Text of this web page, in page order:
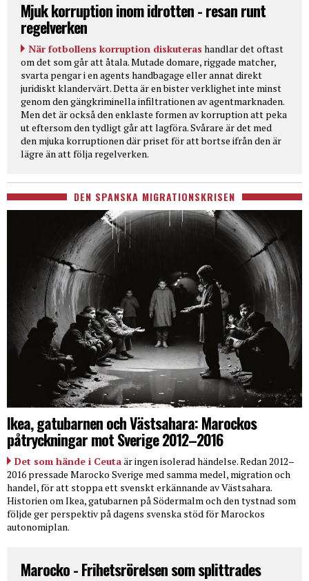
Mjuk korruption inom idrotten - resan runt
regelverken
När fotbollens korruption diskuteras handlar det oftast
om det som går att åtala. Mutade domare, riggade matcher,
svarta pengar i en agents handbagage eller annat direkt
juridiskt klandervärt. Detta är en bister verklighet inte minst
genom den gängkriminella infiltrationen av agentmarknaden.
Men det är också den enklaste formen av korruption att peka
ut eftersom den tydligt går att lagföra. Svårare är det med
den mjuka korruptionen där priset för att bortse ifrån den är
lägre än att följa regelverken.
DEN SPANSKA MIGRATIONSKRISEN
Ikea, gatubarnen och Västsahara: Marockos
påtryckningar mot Sverige 2012–2016
Det som hände i Ceutaär ingen isolerad händelse. Redan 2012–
2016 pressade Marocko Sverige med samma medel, migration och
handel, för att stoppa ett svenskt erkännande av Västsahara.
Historien om Ikea, gatubarnen på Södermalm och den tystnad som
följde ger perspektiv på dagens svenska stöd för Marockos
autonomiplan.
Marocko - Frihetsrörelsen som splittrades